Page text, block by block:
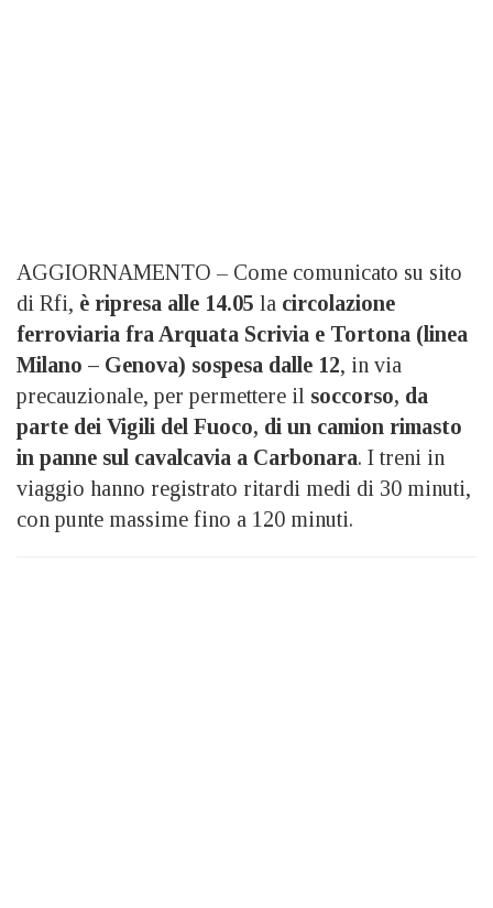
AGGIORNAMENTO – Come comunicato su sito
di Rfi, è ripresa alle 14.05 la circolazione
ferroviaria fra Arquata Scrivia e Tortona (linea
Milano – Genova) sospesa dalle 12, in via
precauzionale, per permettere il soccorso, da
parte dei Vigili del Fuoco, di un camion rimasto
in panne sul cavalcavia a Carbonara. I treni in
viaggio hanno registrato ritardi medi di 30 minuti,
con punte massime fino a 120 minuti.